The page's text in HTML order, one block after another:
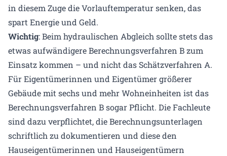
in diesem Zuge die Vorlauftemperatur senken, das
spart Energie und Geld.
Wichtig: Beim hydraulischen Abgleich sollte stets das
etwas aufwändigere Berechnungsverfahren B zum
Einsatz kommen – und nicht das Schätzverfahren A.
Für Eigentümerinnen und Eigentümer größerer
Gebäude mit sechs und mehr Wohneinheiten ist das
Berechnungsverfahren B sogar Pflicht. Die Fachleute
sind dazu verpflichtet, die Berechnungsunterlagen
schriftlich zu dokumentieren und diese den
Hauseigentümerinnen und Hauseigentümern